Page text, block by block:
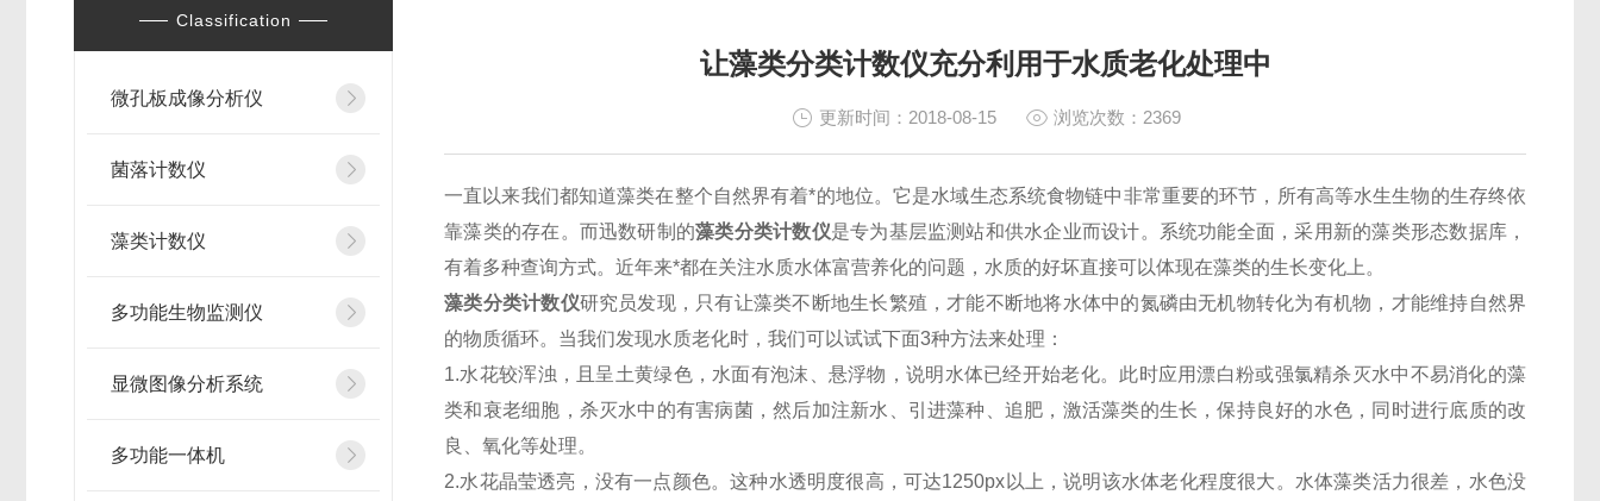
Classification
微孔板成像分析仪
菌落计数仪
藻类计数仪
多功能生物监测仪
显微图像分析系统
多功能一体机
让藻类分类计数仪充分利用于水质老化处理中
更新时间：2018-08-15 浏览次数：2369
一直以来我们都知道藻类在整个自然界有着*的地位。它是水域生态系统食物链中非常重要的环节，所有高等水生生物的生存终依
靠藻类的存在。而迅数研制的藻类分类计数仪是专为基层监测站和供水企业而设计。系统功能全面，采用新的藻类形态数据库，
有着多种查询方式。近年来*都在关注水质水体富营养化的问题，水质的好坏直接可以体现在藻类的生长变化上。
藻类分类计数仪研究员发现，只有让藻类不断地生长繁殖，才能不断地将水体中的氮磷由无机物转化为有机物，才能维持自然界
的物质循环。当我们发现水质老化时，我们可以试试下面3种方法来处理：
1.水花较浑浊，且呈土黄绿色，水面有泡沫、悬浮物，说明水体已经开始老化。此时应用漂白粉或强氯精杀灭水中不易消化的藻
类和衰老细胞，杀灭水中的有害病菌，然后加注新水、引进藻种、追肥，激活藻类的生长，保持良好的水色，同时进行底质的改
良、氧化等处理。
2.水花晶莹透亮，没有一点颜色。这种水透明度很高，可达1250px以上，说明该水体老化程度很大。水体藻类活力很差，水色没